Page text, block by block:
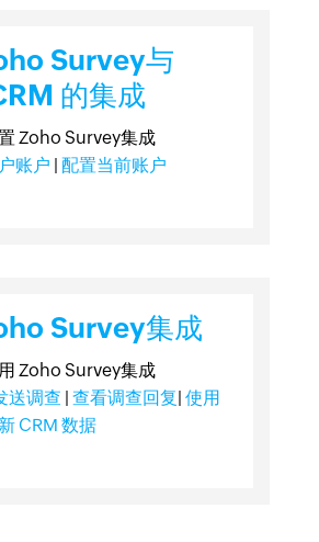
Survey与
的集成
Zoho Survey集成
账户 | 配置当前账户
Survey集成
Zoho Survey集成
送调查 | 查看调查回复| 使用
CRM 数据